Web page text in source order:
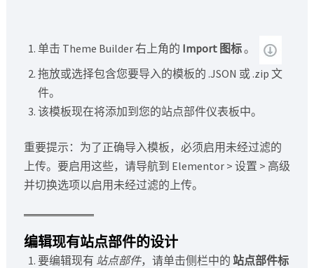
单击 Theme Builder 右上角的 Import 图标。
拖放或选择包含您要导入的模板的 .JSON 或 .zip 文
件。
该模板现在将添加到您的站点部件仪表板中。
重要提示：为了正确导入模板，必须启用未经过滤的
上传。要启用这些，请导航到 Elementor > 设置 > 高级
并切换选项以启用未经过滤的上传。
编辑现有站点部件的设计
要编辑现有 站点部件，请单击侧栏中的 站点部件标